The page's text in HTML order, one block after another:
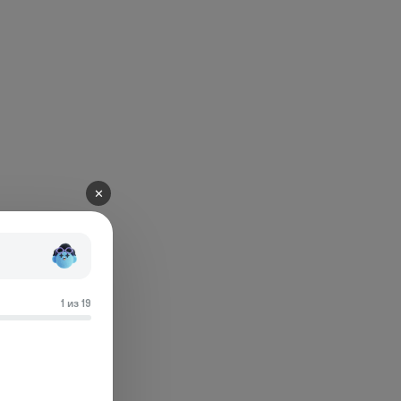
✕
1 из 19